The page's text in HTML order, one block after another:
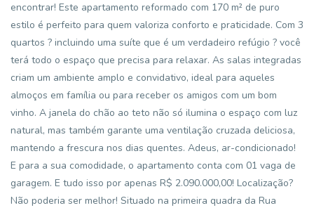
encontrar! Este apartamento reformado com 170 m² de puro
estilo é perfeito para quem valoriza conforto e praticidade. Com 3
quartos ? incluindo uma suíte que é um verdadeiro refúgio ? você
terá todo o espaço que precisa para relaxar. As salas integradas
criam um ambiente amplo e convidativo, ideal para aqueles
almoços em família ou para receber os amigos com um bom
vinho. A janela do chão ao teto não só ilumina o espaço com luz
natural, mas também garante uma ventilação cruzada deliciosa,
mantendo a frescura nos dias quentes. Adeus, ar-condicionado!
E para a sua comodidade, o apartamento conta com 01 vaga de
garagem. E tudo isso por apenas R$ 2.090.000,00! Localização?
Não poderia ser melhor! Situado na primeira quadra da Rua